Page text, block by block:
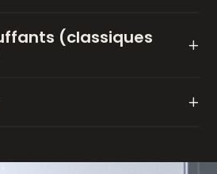
(classiques